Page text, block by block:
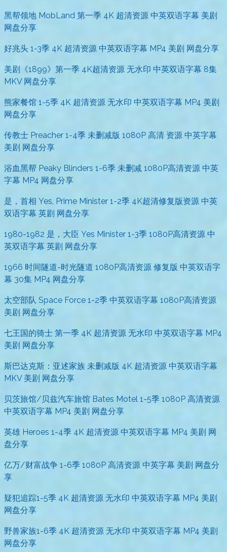
黑帮领地 MobLand 第一季 4K 超清资源 中英双语字幕 美剧
网盘分享
好兆头 1-3季 4K 超清资源 中英双语字幕 MP4 美剧 网盘分享
美剧《1899》第一季 4K超清资源 无水印 中英双语字幕 8集
MKV 网盘分享
熊家餐馆 1-5季 4K 超清资源 无水印 中英双语字幕 MP4 美剧
网盘分享
传教士 Preacher 1-4季 未删减版 1080P 高清 资源 中英字幕
美剧 网盘分享
浴血黑帮 Peaky Blinders 1-6季 未删减 1080P高清资源 中英
字幕 MP4 网盘分享
是，首相 Yes, Prime Minister 1-2季 4K超清修复版资源 中英
双语字幕 英剧 网盘分享
1980-1982 是，大臣 Yes Minister 1-3季 1080P高清资源 中
英双语字幕 英剧 网盘分享
1966 时间隧道-时光隧道 1080P高清资源 修复版 中英双语字
幕 30集 MP4 网盘分享
太空部队 Space Force 1-2季 中英双语字幕 1080P高清资源
美剧 网盘分享
七王国的骑士 第一季 4K 超清资源 无水印 中英双语字幕 MP4
美剧 网盘分享
斯巴达克斯：亚述家族 未删减版 4K 超清资源 中英双语字幕
MKV 美剧 网盘分享
贝茨旅馆/贝兹汽车旅馆 Bates Motel 1-5季 1080P 高清资源
中英双语字幕 MP4 美剧 网盘分享
英雄 Heroes 1-4季 4K 超清资源 中英双语字幕 MP4 美剧 网
盘分享
亿万/财富战争 1-6季 1080P 高清资源 中英字幕 美剧 网盘分
享
疑犯追踪1-5季 4K 超清资源 无水印 中英双语字幕 MP4 美剧
网盘分享
野兽家族1-6季 4K 超清资源 无水印 中英双语字幕 MP4 美剧
网盘分享